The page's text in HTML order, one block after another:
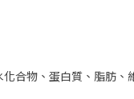
合物、蛋白質、脂肪